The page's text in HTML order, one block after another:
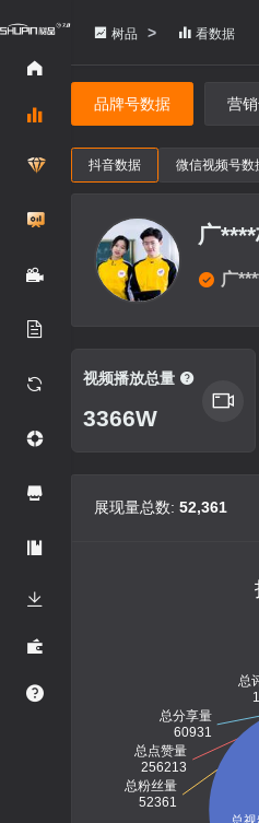
树品 > 看数据
品牌号数据 营
抖音数据 微信视频号数
广
广
视频播放总量
3366W
展现量总数: 52,361